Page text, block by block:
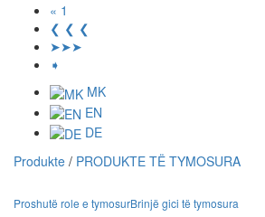
« 1
❮ ❮ ❮
➤➤➤
➧
MK
EN
DE
Produkte / PRODUKTE TË TYMOSURA
Proshutë role e tymosurBrinjë gici të tymosura